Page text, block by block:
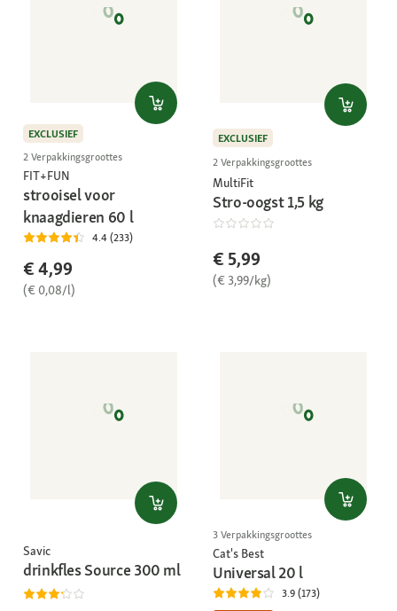
EXCLUSIEF
2 Verpakkingsgroottes
FIT+FUN
strooisel voor
knaagdieren 60 l
4.4 (233)
€ 4,99
(€ 0,08/l)
EXCLUSIEF
2 Verpakkingsgroottes
MultiFit
Stro-oogst 1,5 kg
€ 5,99
(€ 3,99/kg)
Savic
drinkfles Source 300 ml
3 Verpakkingsgroottes
Cat's Best
Universal 20 l
3.9 (173)